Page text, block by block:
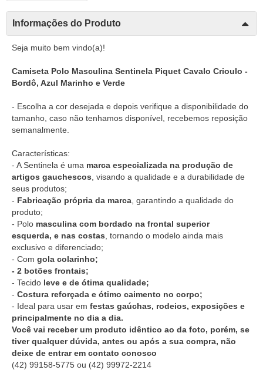
Informações do Produto
Seja muito bem vindo(a)!
Camiseta Polo Masculina Sentinela Piquet Cavalo Crioulo -
Bordô, Azul Marinho e Verde
- Escolha a cor desejada e depois verifique a disponibilidade do
tamanho, caso não tenhamos disponível, recebemos reposição
semanalmente.
Características:
- A Sentinela é uma marca especializada na produção de
artigos gauchescos , visando a qualidade e a durabilidade de
seus produtos;
- Fabricação própria da marca , garantindo a qualidade do
produto;
- Polo masculina com bordado na frontal superior
esquerda, e nas costas , tornando o modelo ainda mais
exclusivo e diferenciado;
- Com gola colarinho;
- 2 botões frontais;
- Tecido leve e de ótima qualidade;
- Costura reforçada e ótimo caimento no corpo;
- Ideal para usar em festas gaúchas, rodeios, exposições e
principalmente no dia a dia.
Você vai receber um produto idêntico ao da foto, porém, se
tiver qualquer dúvida, antes ou após a sua compra, não
deixe de entrar em contato conosco
(42) 99158-5775 ou (42) 99972-2214